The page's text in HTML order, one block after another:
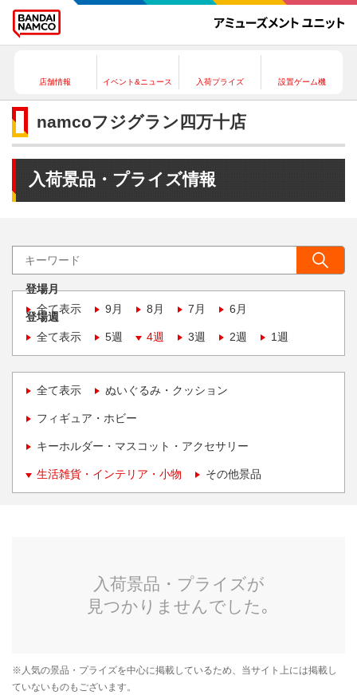
店舗情報 イベント&ニュース 入荷プライズ 設置ゲーム機
namcoフジグラン四万十店
入荷景品・プライズ情報
登場月
全て表示
9月 8月 7月 6月
登場週
全て表示
5週 4週 3週 2週 1週
全て表示 ぬいぐるみ・クッション
フィギュア・ホビー
キーホルダー・マスコット・アクセサリー
生活雑貨・インテリア・小物 その他景品